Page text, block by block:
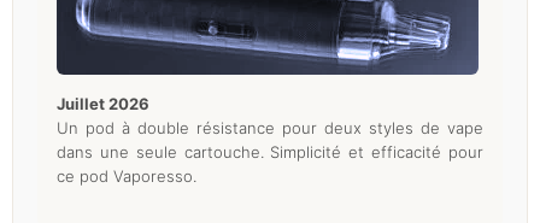
juillet 2026
Un pod à double résistance pour deux styles de vape
dans une seule cartouche. Simplicité et efficacité pour
ce pod Vaporesso.